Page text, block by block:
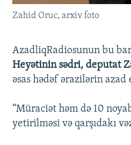
Zahid Oruc, arxiv foto
AzadliqRadiosunun bu
Heyətinin sədri, deputat
əsas hədəf ərazilərin
“Müraciət həm də 10
yetirilməsi və qarşıdakı